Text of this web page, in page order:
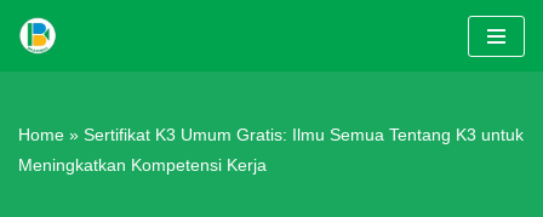
content
Home » Sertifikat K3 Umum Gratis: Ilmu Semua Tentang K3 untuk
Meningkatkan Kompetensi Kerja